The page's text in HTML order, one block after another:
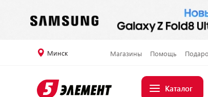
Минск Магазины Помощь
Каталог